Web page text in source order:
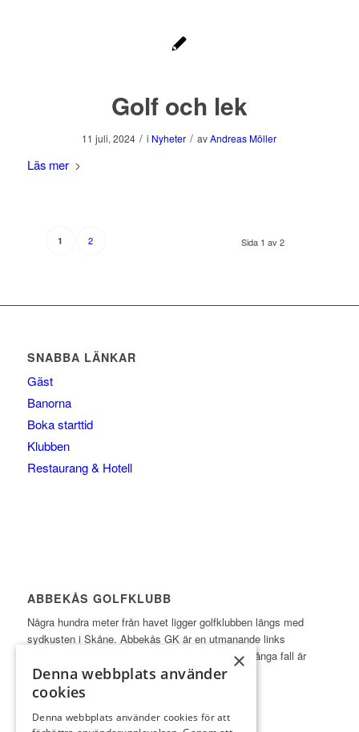
Golf och lek
11 juli, 2024 / i Nyheter / avAndreas Möller
Läs mer
Sida 1 av 2
1 2
SNABBA LÄNKAR
Gäst
Banorna
Boka starttid
Klubben
Restaurang & Hotell
ABBEKÅS GOLFKLUBB
Några hundra meter från havet ligger golfklubben längs med
sydkusten i Skåne. Abbekås GK är en utmanande links
inspirerad golfbana på ypperlig sandjord, som i många fall är
öppen året runt med spel till ordinarie greener. ×
Denna webbplats använder
cookies
Denna webbplats använder cookies för att